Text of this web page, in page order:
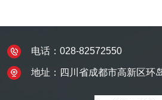
电话：028-82572550
地址：四川省成都市高新区环